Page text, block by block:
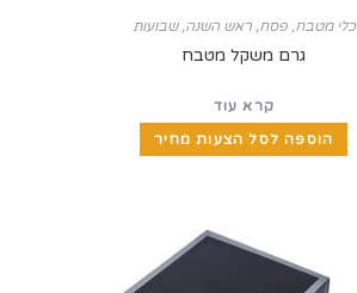
ראש השנה
כלי מטבח,פסח,ראש השנה,שבועות
גרם משקל מטבח
קרא עוד
הוספה לסל הצעות מחיר